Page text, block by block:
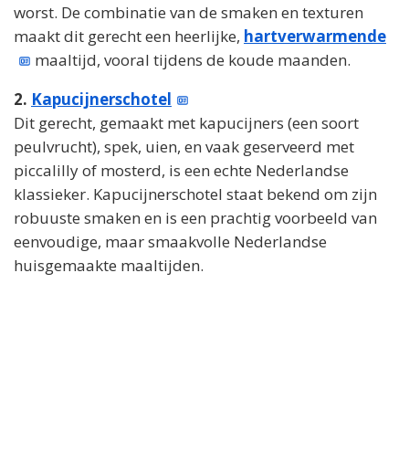
worst. De combinatie van de smaken en texturen
maakt dit gerecht een heerlijke, hartverwarmende
maaltijd, vooral tijdens de koude maanden.
2. Kapucijnerschotel
Dit gerecht, gemaakt met kapucijners (een soort
peulvrucht), spek, uien, en vaak geserveerd met
piccalilly of mosterd, is een echte Nederlandse
klassieker. Kapucijnerschotel staat bekend om zijn
robuuste smaken en is een prachtig voorbeeld van
eenvoudige, maar smaakvolle Nederlandse
huisgemaakte maaltijden.